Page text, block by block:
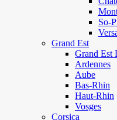
So-
Grand Est
Grand Est
Ardennes
Aube
Bas-Rhin
Haut-Rhin
Vosges
Corsica